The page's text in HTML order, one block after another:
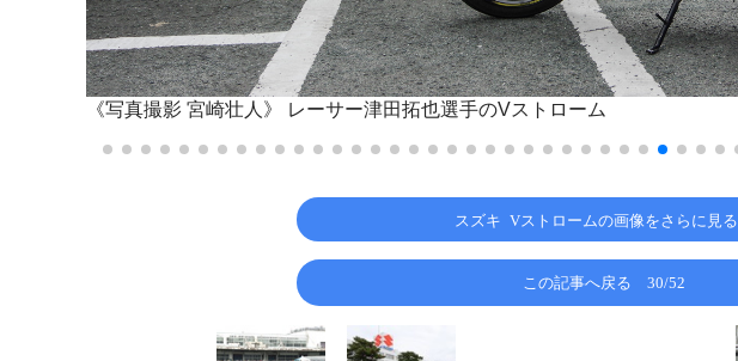
《写真撮影 宮崎壮人》 レーサー津田拓也選手のVストローム
スズキ Vストロームの画像をさらに見る
この記事へ戻る 30/52